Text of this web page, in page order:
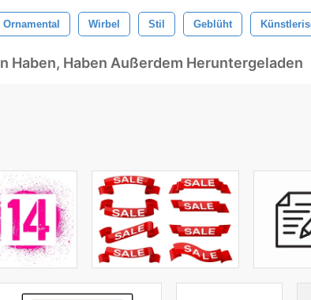
Ornamental Wirbel Stil Geblüht
Haben, Haben Außerdem Heruntergeladen